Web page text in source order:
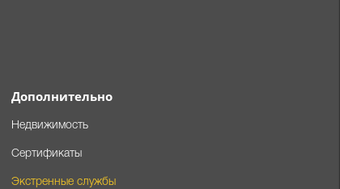
Дополнительно
Недвижимость
Сертификаты
Экстренные службы